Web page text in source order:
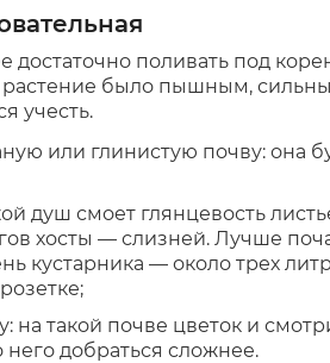
достаточно поливать под
растение было пышным,
учесть.
или глинистую почву: она
душ смоет глянцевость
хосты — слизней. Лучше
кустарника — около трех
на такой почве цветок и
добраться сложнее.